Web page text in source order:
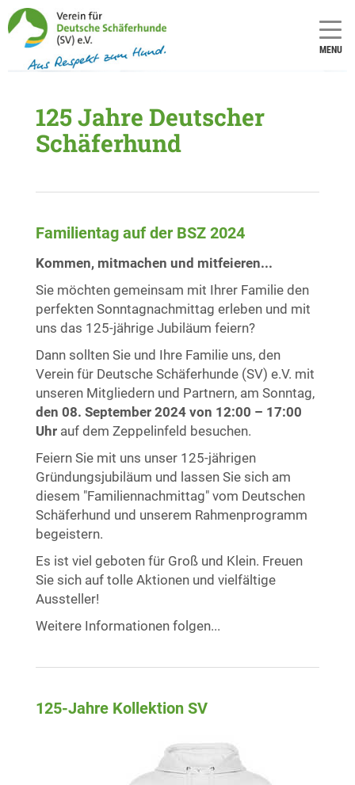
MENU
125 Jahre Deutscher
Schäferhund
Familientag auf der BSZ 2024
Kommen, mitmachen und mitfeieren...
Sie möchten gemeinsam mit Ihrer Familie den
perfekten Sonntagnachmittag erleben und mit
uns das 125-jährige Jubiläum feiern?
Dann sollten Sie und Ihre Familie uns, den
Verein für Deutsche Schäferhunde (SV) e.V. mit
unseren Mitgliedern und Partnern, am Sonntag,
den 08. September 2024 von 12:00 – 17:00
Uhr auf dem Zeppelinfeld besuchen.
Feiern Sie mit uns unser 125-jährigen
Gründungsjubiläum und lassen Sie sich am
diesem "Familiennachmittag" vom Deutschen
Schäferhund und unserem Rahmenprogramm
begeistern.
Es ist viel geboten für Groß und Klein. Freuen
Sie sich auf tolle Aktionen und vielfältige
Aussteller!
Weitere Informationen folgen...
125-Jahre Kollektion SV